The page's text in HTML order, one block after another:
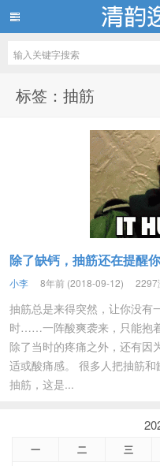
标签：抽筋
除了缺钙，抽筋还在提醒
小李 8年前 (2018-09-12) 2297
抽筋总是来得突然，让你没有
时……一阵酸爽袭来，只能抱
除了当时的疼痛之外，还有因
适或酸痛感。 很多人把抽筋
抽筋，这是...
一 二 三